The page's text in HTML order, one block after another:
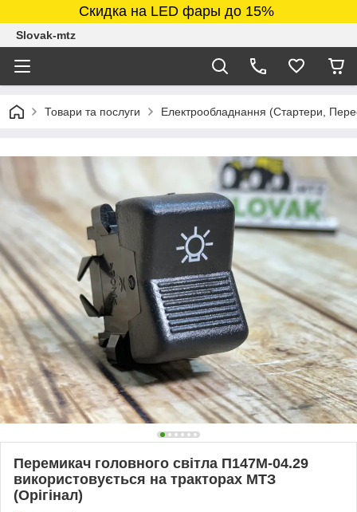
Скидка на LED фары до 15%
Slovak-mtz
Товари та послуги Електрообладнання (Стартери,
Перемикач головного світла П147М-04.29
використовується на тракторах МТЗ
(Орігінал)